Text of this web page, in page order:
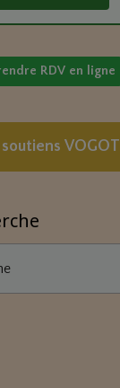
RDV en ligne
soutiens VOGOT